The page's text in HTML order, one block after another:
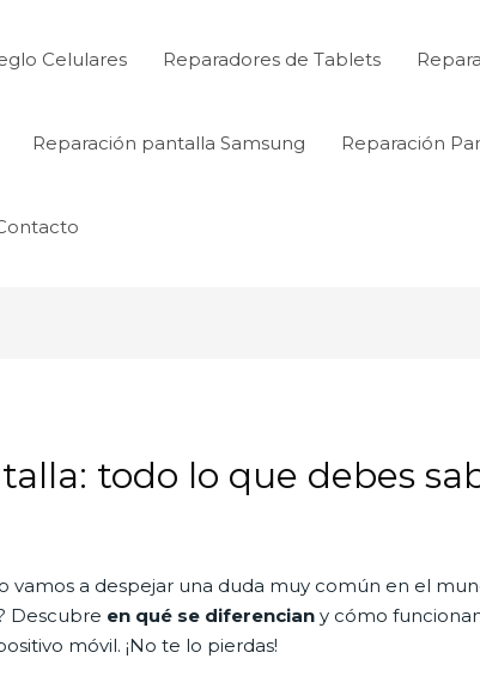
Celulares Reparadores de Tablets
Reparación pantalla Samsung Reparación
todo lo que debes
vamos a despejar una duda muy común en el
Descubre en qué se diferencian y cómo
móvil. ¡No te lo pierdas!